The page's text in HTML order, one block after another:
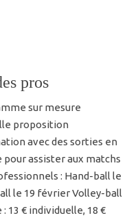
pros
sur mesure
proposition
avec des sorties en
pour assister aux matchs
: Hand-ball le
le 19 février Volley-ball
13 € individuelle, 18 €